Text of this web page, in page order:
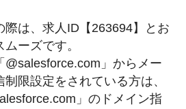
は、求人ID【263694】とお
ーズです。
」からメー
限設定をされている方は、
」のドメイン指